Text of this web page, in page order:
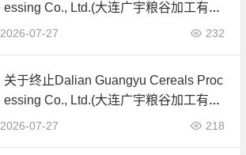
essing Co., Ltd.(大连广宇粮谷加工有限
公司)JAS有机产品认证证书的公告
2026-07-27 232
关于终止Dalian Guangyu Cereals Proc
essing Co., Ltd.(大连广宇粮谷加工有限
公司)JAS有机产品认证证书的公告
2026-07-27 218